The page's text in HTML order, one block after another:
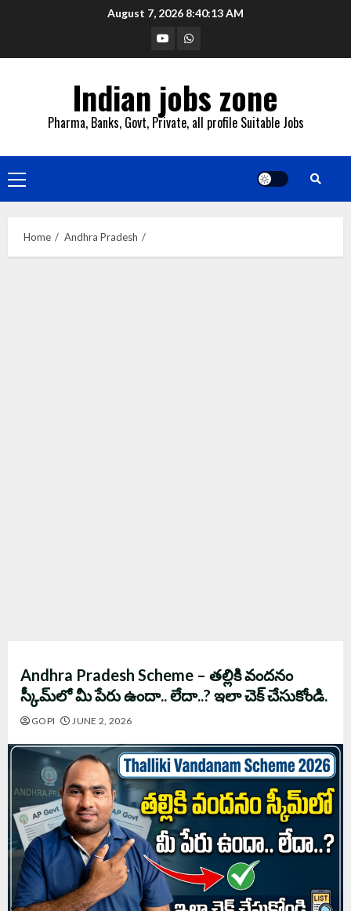
August 7, 2026 8:40:14 AM
YouTubeWhatsapp
Indian jobs zone
Pharma, Banks, Govt, Private, all profile Suitable Jobs
Primary
Menu
Home Andhra Pradesh
Andhra Pradesh Scheme – తల్లికి వందనం
స్కీమ్‌లో మీ పేరు ఉందా.. లేదా..? ఇలా చెక్ చేసుకోండి.
GOPI JUNE 2, 2026